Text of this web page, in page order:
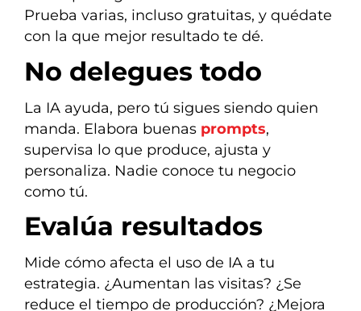
Prueba varias, incluso gratuitas, y quédate
con la que mejor resultado te dé.
No delegues todo
La IA ayuda, pero tú sigues siendo quien
manda. Elabora buenas prompts,
supervisa lo que produce, ajusta y
personaliza. Nadie conoce tu negocio
como tú.
Evalúa resultados
Mide cómo afecta el uso de IA a tu
estrategia. ¿Aumentan las visitas? ¿Se
reduce el tiempo de producción? ¿Mejora